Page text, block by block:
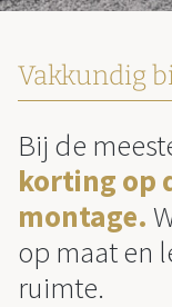
Vakkundig
Bij de
korting op
montage.
op maat en
ruimte.